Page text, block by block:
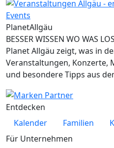
PlanetAllgäu
BESSER WISSEN WO WAS
Planet Allgäu zeigt, was in
Veranstaltungen, Konzerte,
und besondere Tipps aus
Entdecken
Kalender
Familien
Für Unternehmen